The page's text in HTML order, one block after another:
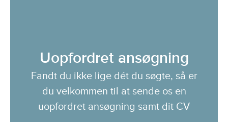
Uopfordret ansøgning
Fandt du ikke lige dét du søgte, så er
du velkommen til at sende os en
uopfordret ansøgning samt dit CV